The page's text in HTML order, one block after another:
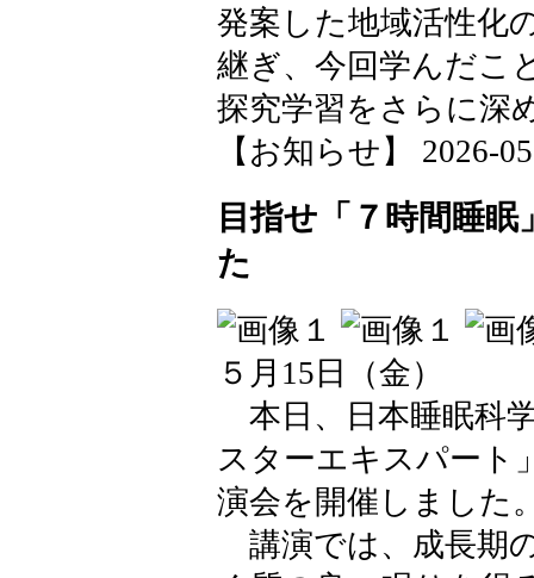
発案した地域活性化
継ぎ、今回学んだこ
探究学習をさらに深
【お知らせ】 2026-
目指せ「７時間睡
た
５月15日（金）
本日、日本睡眠科
スターエキスパート
演会を開催しました
講演では、成長期